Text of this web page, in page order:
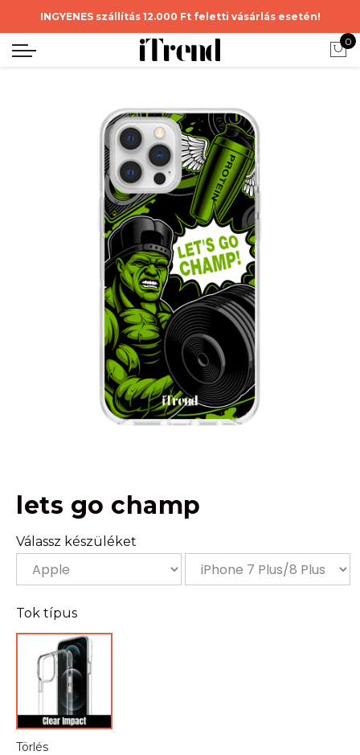
INGYENES szállítás 12.000 Ft feletti vásárlás esetén!
0
lets go champ
Válassz készüléket
Tok típus
Törlés